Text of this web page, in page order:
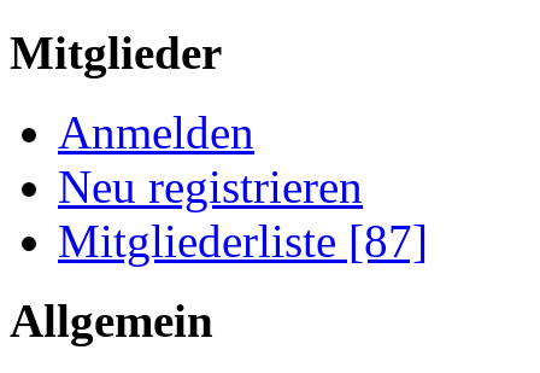
Mitglieder
Anmelden
Neu registrieren
Mitgliederliste [87]
Allgemein